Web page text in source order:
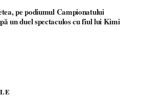
pe podiumul Campionatului
un duel spectaculos cu fiul lui Kimi